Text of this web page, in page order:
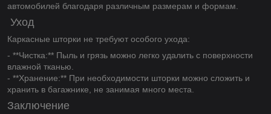
автомобилей благодаря различным размерам и формам.
Уход
Каркасные шторки не требуют особого ухода:
- **Чистка:** Пыль и грязь можно легко удалить с поверхности
влажной тканью.
- **Хранение:** При необходимости шторки можно сложить и
хранить в багажнике, не занимая много места.
Заключение